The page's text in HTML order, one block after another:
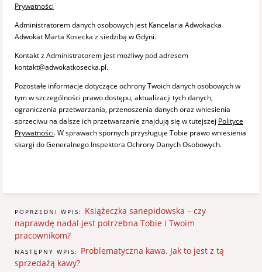
Prywatności
Administratorem danych osobowych jest Kancelaria Adwokacka
Adwokat Marta Kosecka z siedzibą w Gdyni.
Kontakt z Administratorem jest możliwy pod adresem
kontakt@adwokatkosecka.pl.
Pozostałe informacje dotyczące ochrony Twoich danych osobowych w
tym w szczególności prawo dostępu, aktualizacji tych danych,
ograniczenia przetwarzania, przenoszenia danych oraz wniesienia
sprzeciwu na dalsze ich przetwarzanie znajdują się w tutejszej Polityce
Prywatności. W sprawach spornych przysługuje Tobie prawo wniesienia
skargi do Generalnego Inspektora Ochrony Danych Osobowych.
POPRZEDNI WPIS: Książeczka sanepidowska – czy
naprawdę nadal jest potrzebna Tobie i Twoim
pracownikom?
NASTĘPNY WPIS: Problematyczna kawa. Jak to jest z tą
sprzedażą kawy?